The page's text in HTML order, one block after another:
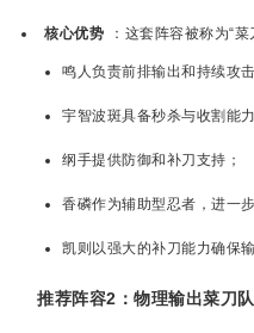
核心优势 ：这套阵容被称为“
鸣人负责前排输出和持续攻击
宇智波斑具备秒杀与收割能力
纲手提供防御和补刀支持；
香磷作为辅助型忍者，进一
凯则以强大的补刀能力确保输
推荐阵容2：物理输出菜刀队